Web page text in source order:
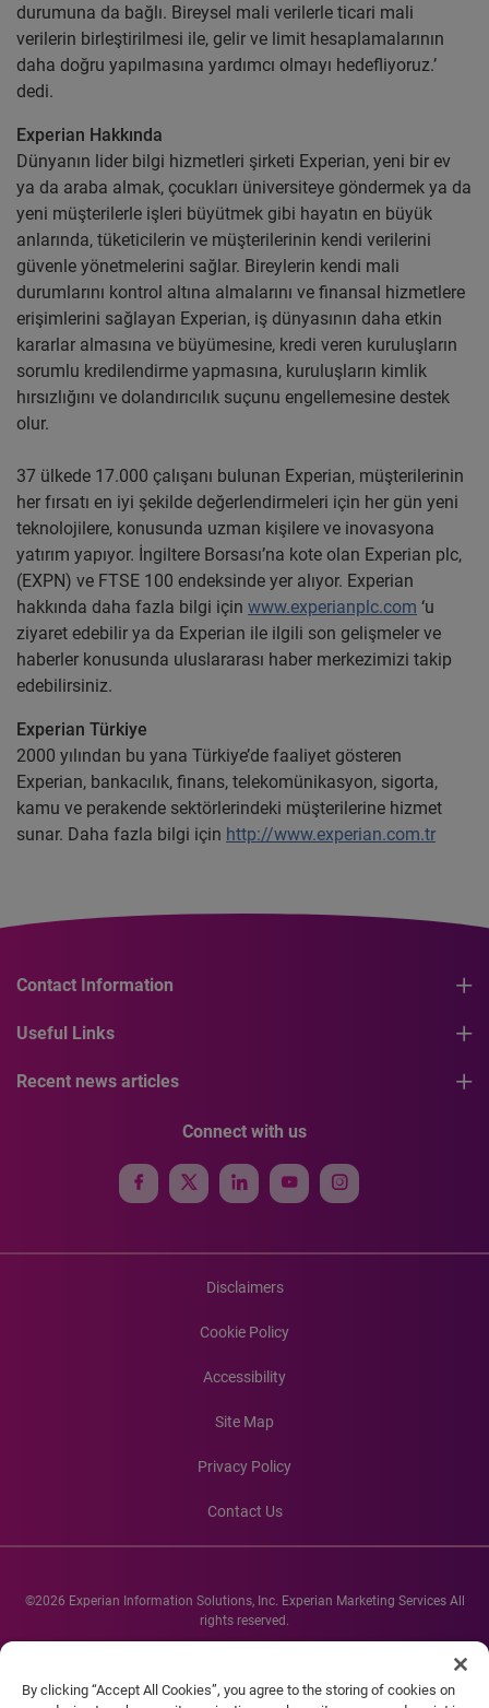
durumuna da bağlı. Bireysel mali verilerle ticari mali
verilerin birleştirilmesi ile, gelir ve limit hesaplamalarının
daha doğru yapılmasına yardımcı olmayı hedefliyoruz.’
dedi.
Experian Hakkında
Dünyanın lider bilgi hizmetleri şirketi Experian, yeni bir ev
ya da araba almak, çocukları üniversiteye göndermek ya da
yeni müşterilerle işleri büyütmek gibi hayatın en büyük
anlarında, tüketicilerin ve müşterilerinin kendi verilerini
güvenle yönetmelerini sağlar. Bireylerin kendi mali
durumlarını kontrol altına almalarını ve finansal hizmetlere
erişimlerini sağlayan Experian, iş dünyasının daha etkin
kararlar almasına ve büyümesine, kredi veren kuruluşların
sorumlu kredilendirme yapmasına, kuruluşların kimlik
hırsızlığını ve dolandırıcılık suçunu engellemesine destek
olur.
37 ülkede 17.000 çalışanı bulunan Experian, müşterilerinin
her fırsatı en iyi şekilde değerlendirmeleri için her gün yeni
teknolojilere, konusunda uzman kişilere ve inovasyona
yatırım yapıyor. İngiltere Borsası’na kote olan Experian plc,
(EXPN) ve FTSE 100 endeksinde yer alıyor. Experian
hakkında daha fazla bilgi için www.experianplc.com ‘u
ziyaret edebilir ya da Experian ile ilgili son gelişmeler ve
haberler konusunda uluslararası haber merkezimizi takip
edebilirsiniz.
Experian Türkiye
2000 yılından bu yana Türkiye’de faaliyet gösteren
Experian, bankacılık, finans, telekomünikasyon, sigorta,
kamu ve perakende sektörlerindeki müşterilerine hizmet
sunar. Daha fazla bilgi için http://www.experian.com.tr
Contact Information
Useful Links
Recent news articles
Connect with us
Disclaimers
Cookie Policy
Accessibility
Site Map
Privacy Policy
Contact Us
©2026 Experian Information Solutions, Inc. Experian Marketing Services All
rights reserved.
Experian and the Experian marks used herein are service marks or registered
company names mentioned herein are the property of their respective
By clicking “Accept All Cookies”, you agree to the storing of cookies on